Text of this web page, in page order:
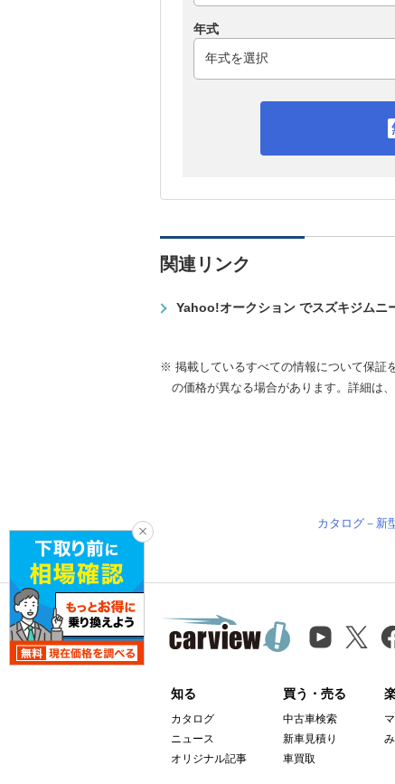
年式
関連リンク
Yahoo!オークション でスズキジムニ
※ 掲載しているすべての情報について保証
の価格が異なる場合があります。詳細は
カタログ－新
知る
カタログ
ニュース
オリジナル記事
買う・売る
中古車検索
新車見積り
車買取